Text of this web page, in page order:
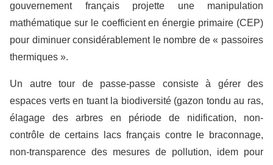
gouvernement français projette une manipulation
mathématique sur le coefficient en énergie primaire (CEP)
pour diminuer considérablement le nombre de « passoires
thermiques ».
Un autre tour de passe-passe consiste à gérer des
espaces verts en tuant la biodiversité (gazon tondu au ras,
élagage des arbres en période de nidification, non-
contrôle de certains lacs français contre le braconnage,
non-transparence des mesures de pollution, idem pour